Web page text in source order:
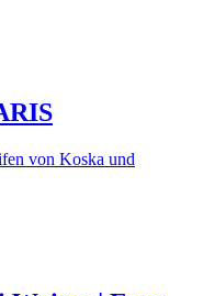
von Koska und